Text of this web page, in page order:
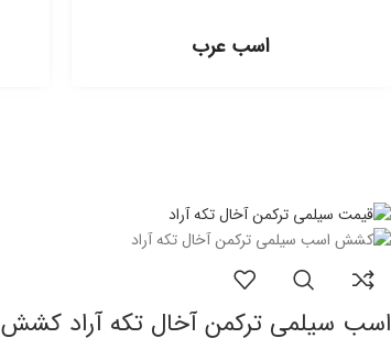
اسب عرب
اسب سیلمی ترکمن آخال تکه آراد کشش